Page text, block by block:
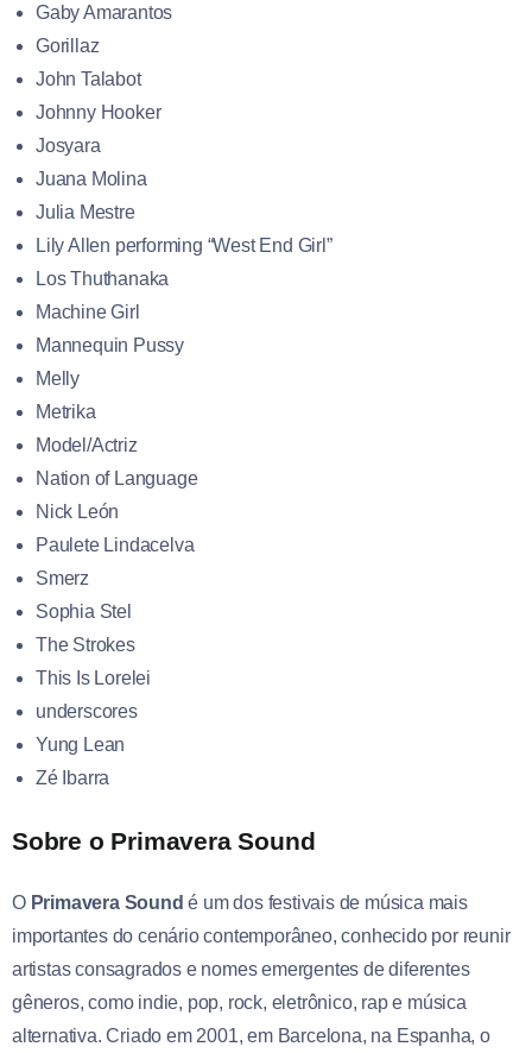
Gaby Amarantos
Gorillaz
John Talabot
Johnny Hooker
Josyara
Juana Molina
Julia Mestre
Lily Allen performing “West End Girl”
Los Thuthanaka
Machine Girl
Mannequin Pussy
Melly
Metrika
Model/Actriz
Nation of Language
Nick León
Paulete Lindacelva
Smerz
Sophia Stel
The Strokes
This Is Lorelei
underscores
Yung Lean
Zé Ibarra
Sobre o Primavera Sound
O Primavera Sound é um dos festivais de música mais
importantes do cenário contemporâneo, conhecido por reunir
artistas consagrados e nomes emergentes de diferentes
gêneros, como indie, pop, rock, eletrônico, rap e música
alternativa. Criado em 2001, em Barcelona, na Espanha, o